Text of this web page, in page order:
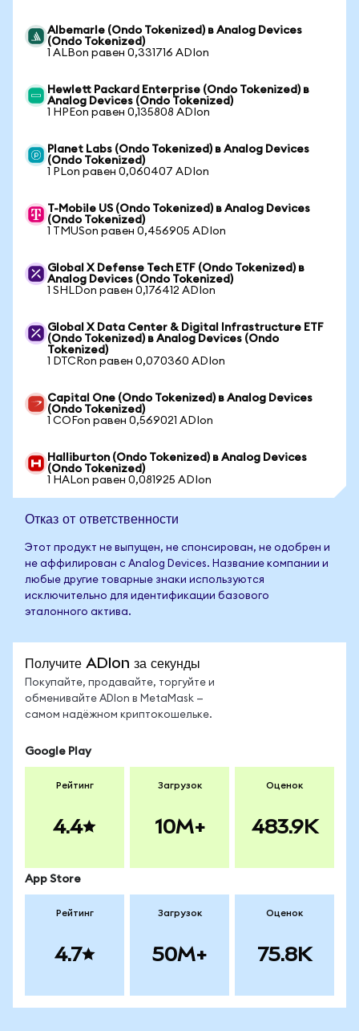
Albemarle (Ondo Tokenized) в Analog Devices
(Ondo Tokenized)
1 ALBon равен 0,331716 ADIon
Hewlett Packard Enterprise (Ondo Tokenized) в
Analog Devices (Ondo Tokenized)
1 HPEon равен 0,135808 ADIon
Planet Labs (Ondo Tokenized) в Analog Devices
(Ondo Tokenized)
1 PLon равен 0,060407 ADIon
T-Mobile US (Ondo Tokenized) в Analog Devices
(Ondo Tokenized)
1 TMUSon равен 0,456905 ADIon
Global X Defense Tech ETF (Ondo Tokenized) в
Analog Devices (Ondo Tokenized)
1 SHLDon равен 0,176412 ADIon
Global X Data Center & Digital Infrastructure ETF
(Ondo Tokenized) в Analog Devices (Ondo
Tokenized)
1 DTCRon равен 0,070360 ADIon
Capital One (Ondo Tokenized) в Analog Devices
(Ondo Tokenized)
1 COFon равен 0,569021 ADIon
Halliburton (Ondo Tokenized) в Analog Devices
(Ondo Tokenized)
1 HALon равен 0,081925 ADIon
Отказ от ответственности
Этот продукт не выпущен, не спонсирован, не одобрен и
не аффилирован с Analog Devices. Название компании и
любые другие товарные знаки используются
исключительно для идентификации базового
эталонного актива.
Получите ADIon за секунды
Покупайте, продавайте, торгуйте и
обменивайте ADIon в MetaMask —
самом надёжном криптокошельке.
Google Play
Рейтинг
4.4
Загрузок
10M+
Оценок
483.9K
App Store
Рейтинг
4.7
Загрузок
50M+
Оценок
75.8K